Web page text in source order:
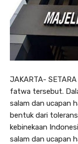
JAKARTA-
fatwa tersebut.
salam dan ucapan
bentuk dari
kebinekaan
salam dan ucapan